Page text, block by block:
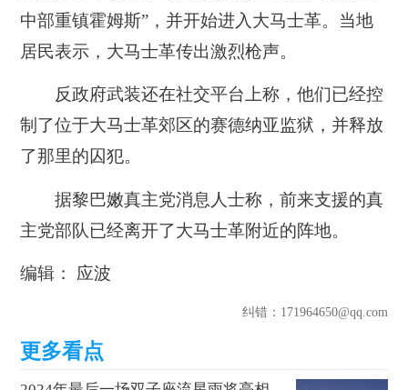
中部重镇霍姆斯”，并开始进入大马士革。当地
居民表示，大马士革传出激烈枪声。
反政府武装还在社交平台上称，他们已经控
制了位于大马士革郊区的赛德纳亚监狱，并释放
了那里的囚犯。
据黎巴嫩真主党消息人士称，前来支援的真
主党部队已经离开了大马士革附近的阵地。
编辑： 应波
纠错：171964650@qq.com